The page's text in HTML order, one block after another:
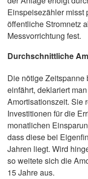
Einspeisezähler misst
öffentliche Stromnetz
Messvorrichtung fest.
Durchschnittliche
Die nötige Zeitspanne
einfährt, deklariert
Amortisationszeit. Sie
Investitionen für die
monatlichen
dass diese bei
Jahren liegt. Wird
so weitete sich die
15 Jahre aus.